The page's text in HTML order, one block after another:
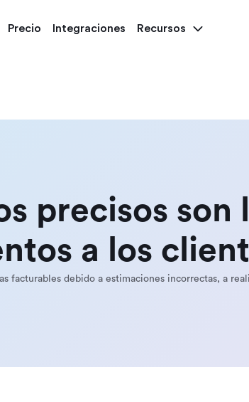
Precio Integraciones Recursos
precisos son
a los
facturables debido a estimaciones incorrectas, a